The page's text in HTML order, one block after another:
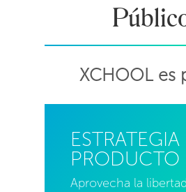
XCHOOL es
PRODUCTO
Aprovecha la